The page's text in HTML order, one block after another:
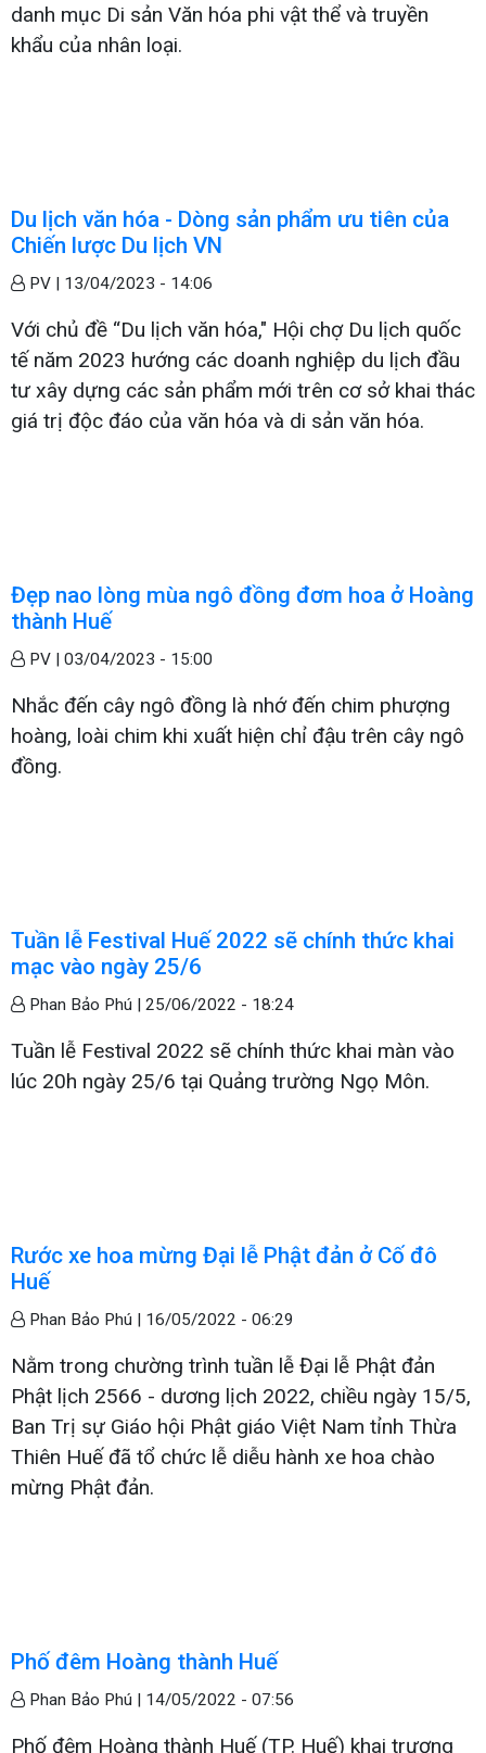
danh mục Di sản Văn hóa phi vật thể và truyền
khẩu của nhân loại.
Du lịch văn hóa - Dòng sản phẩm ưu tiên của
Chiến lược Du lịch VN
PV | 13/04/2023 - 14:06
Với chủ đề “Du lịch văn hóa," Hội chợ Du lịch quốc
tế năm 2023 hướng các doanh nghiệp du lịch đầu
tư xây dựng các sản phẩm mới trên cơ sở khai thác
giá trị độc đáo của văn hóa và di sản văn hóa.
Đẹp nao lòng mùa ngô đồng đơm hoa ở Hoàng
thành Huế
PV | 03/04/2023 - 15:00
Nhắc đến cây ngô đồng là nhớ đến chim phượng
hoàng, loài chim khi xuất hiện chỉ đậu trên cây ngô
đồng.
Tuần lễ Festival Huế 2022 sẽ chính thức khai
mạc vào ngày 25/6
Phan Bảo Phú | 25/06/2022 - 18:24
Tuần lễ Festival 2022 sẽ chính thức khai màn vào
lúc 20h ngày 25/6 tại Quảng trường Ngọ Môn.
Rước xe hoa mừng Đại lễ Phật đản ở Cố đô
Huế
Phan Bảo Phú | 16/05/2022 - 06:29
Nằm trong chường trình tuần lễ Đại lễ Phật đản
Phật lịch 2566 - dương lịch 2022, chiều ngày 15/5,
Ban Trị sự Giáo hội Phật giáo Việt Nam tỉnh Thừa
Thiên Huế đã tổ chức lễ diễu hành xe hoa chào
mừng Phật đản.
Phố đêm Hoàng thành Huế
Phan Bảo Phú | 14/05/2022 - 07:56
Phố đêm Hoàng thành Huế (TP. Huế) khai trương